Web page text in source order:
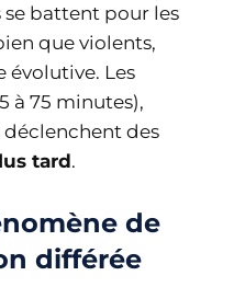
se battent pour les
que violents,
évolutive. Les
à 75 minutes),
déclenchent des
tard.
de
différée